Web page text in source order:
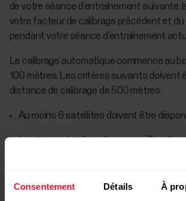
Consentement Détails À
de votre séance d’entraînement suivante,
votre facteur de calibrage précédent et
pendant votre séance d’entraînement
Le calibrage automatique commence au
100 mètres. Les critères suivants doivent
distance de calibrage de 500 mètres.
Au moins 6 satellites doivent être
La vitesse doit être d'au moins 7 km/h
Les dénivelés positif et négatif sont